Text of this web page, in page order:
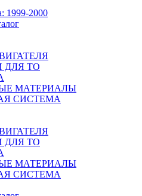
1999-2000
ДЛЯ ТО
МАТЕРИАЛЫ
СИСТЕМА
ДЛЯ ТО
МАТЕРИАЛЫ
СИСТЕМА